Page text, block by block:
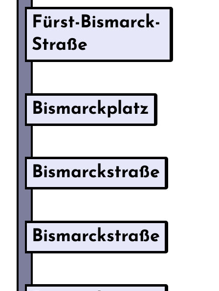
Fürst-Bismarck-
Straße
Bismarckplatz
Bismarckstraße
Bismarckstraße